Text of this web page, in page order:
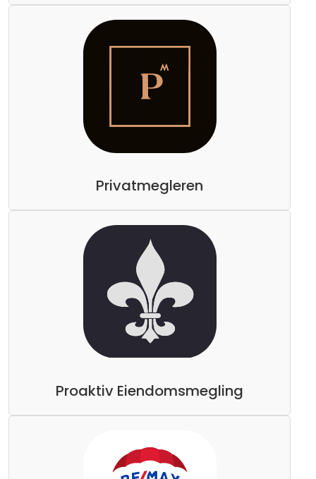
Privatmegleren
Proaktiv Eiendomsmegling